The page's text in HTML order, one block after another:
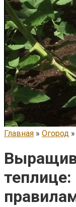
Главная » Огород »
теплице: